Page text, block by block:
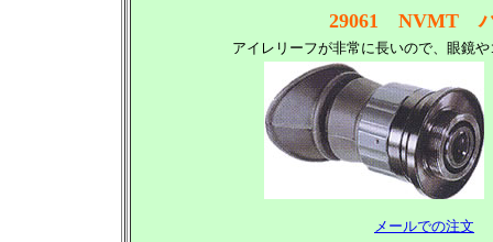
29061 NVMT ハ
アイレリーフが非常に長いので、眼鏡
メールでの注文